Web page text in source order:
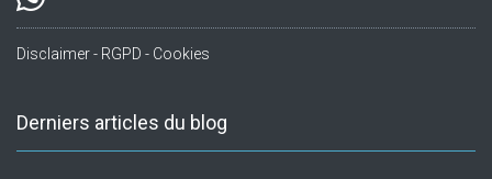
Disclaimer - RGPD - Cookies
Derniers articles du blog